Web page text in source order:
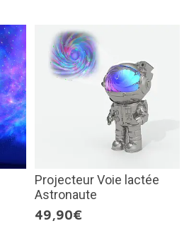
Projecteur Voie lactée
Astronaute
49,90€